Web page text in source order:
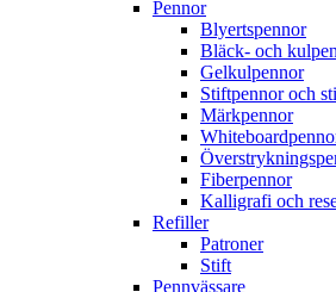
Pennor
Blyertspennor
Bläck- och
Gelkulpennor
Stiftpennor och
Märkpennor
Fiberpennor
Kalligrafi och
Refiller
Patroner
Stift
Pennvässare